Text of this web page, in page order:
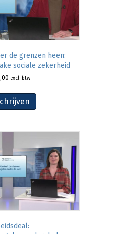
de grenzen heen:
sociale zekerheid
excl. btw